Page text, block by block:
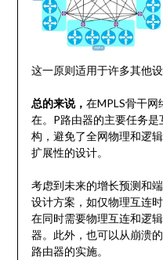
这一原则适用于许多其他设
总的来说， 在MPLS骨干网
在。P路由器的主要任务
构，避免了全网物理和逻
扩展性的设计。
考虑到未来的增长预测和
设计方案，如仅物理互连
在同时需要物理互连和逻
器。此外，也可以从崩溃
路由器的实施。